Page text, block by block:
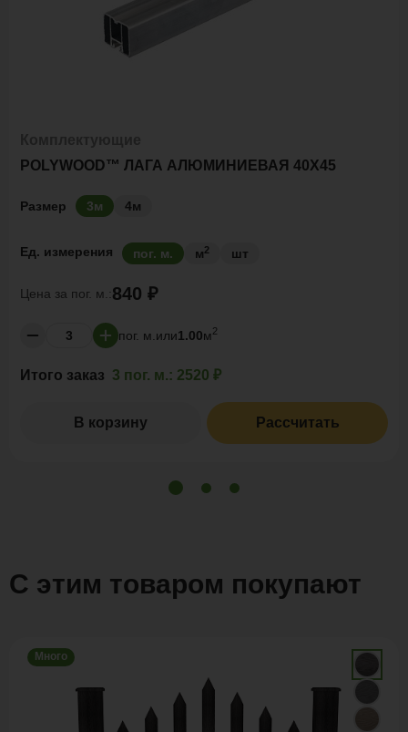
POLYWOOD™ ЛАГА АЛЮМИНИЕВАЯ 40Х45
Размер 3м 4м
Ед. измерения пог. м. м2 шт
Цена за пог. м.:840 ₽
пог. м. или1.00м2
Итого заказ 3 пог. м.: 2520 ₽
В корзину Рассчитать
С этим товаром покупают
Много